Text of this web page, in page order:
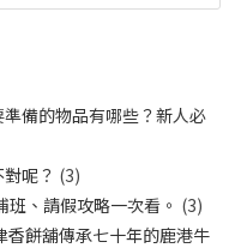
準備的物品有哪些？新人必
呢？ (3)
班、請假攻略一次看。 (3)
香餅舖傳承七十年的鹿港牛